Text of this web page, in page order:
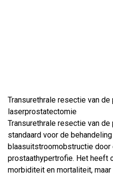
Transurethrale resectie van de
laserprostatectomie
Transurethrale resectie van
standaard voor de
blaasuitstroomobstructie door
prostaathypertrofie. Het heeft
morbiditeit en mortaliteit,